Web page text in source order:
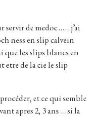
servir de medoc …… j’ai
ness en slip calvein
que les slips blancs en
etre de la cie le slip
et ce qui semble
apres 2, 3 ans … si la